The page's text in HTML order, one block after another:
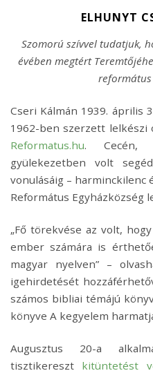
ELHUNYT
Szomorú szívvel tudatjuk,
évében megtért
Cseri Kálmán 1939. április
1962-ben szerzett lelkészi
Reformatus.hu. Cecén,
gyülekezetben volt
vonulásáig – harminckilenc
Református Egyházközség
„Fő törekvése az volt,
ember számára is
magyar nyelven” –
igehirdetését
számos bibliai témájú
könyve A kegyelem
Augusztus 20-a
tisztikereszt kitüntetést